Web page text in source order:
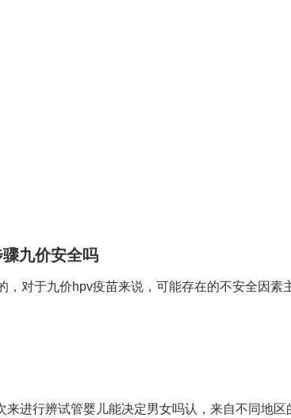
骤九价安全吗
对于九价hpv疫苗来说，可能存在的不安全因素
来进行辨试管婴儿能决定男女吗认，来自不同地区